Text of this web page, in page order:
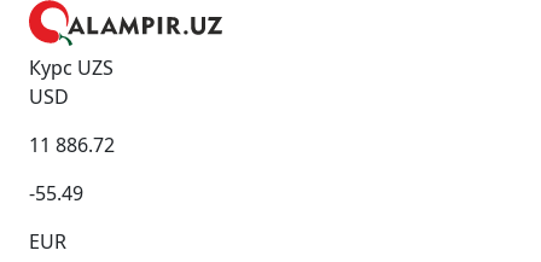
Курс UZS
USD
11 886.72
-55.49
EUR